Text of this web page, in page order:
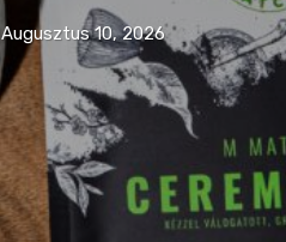
Augusztus 10, 2026